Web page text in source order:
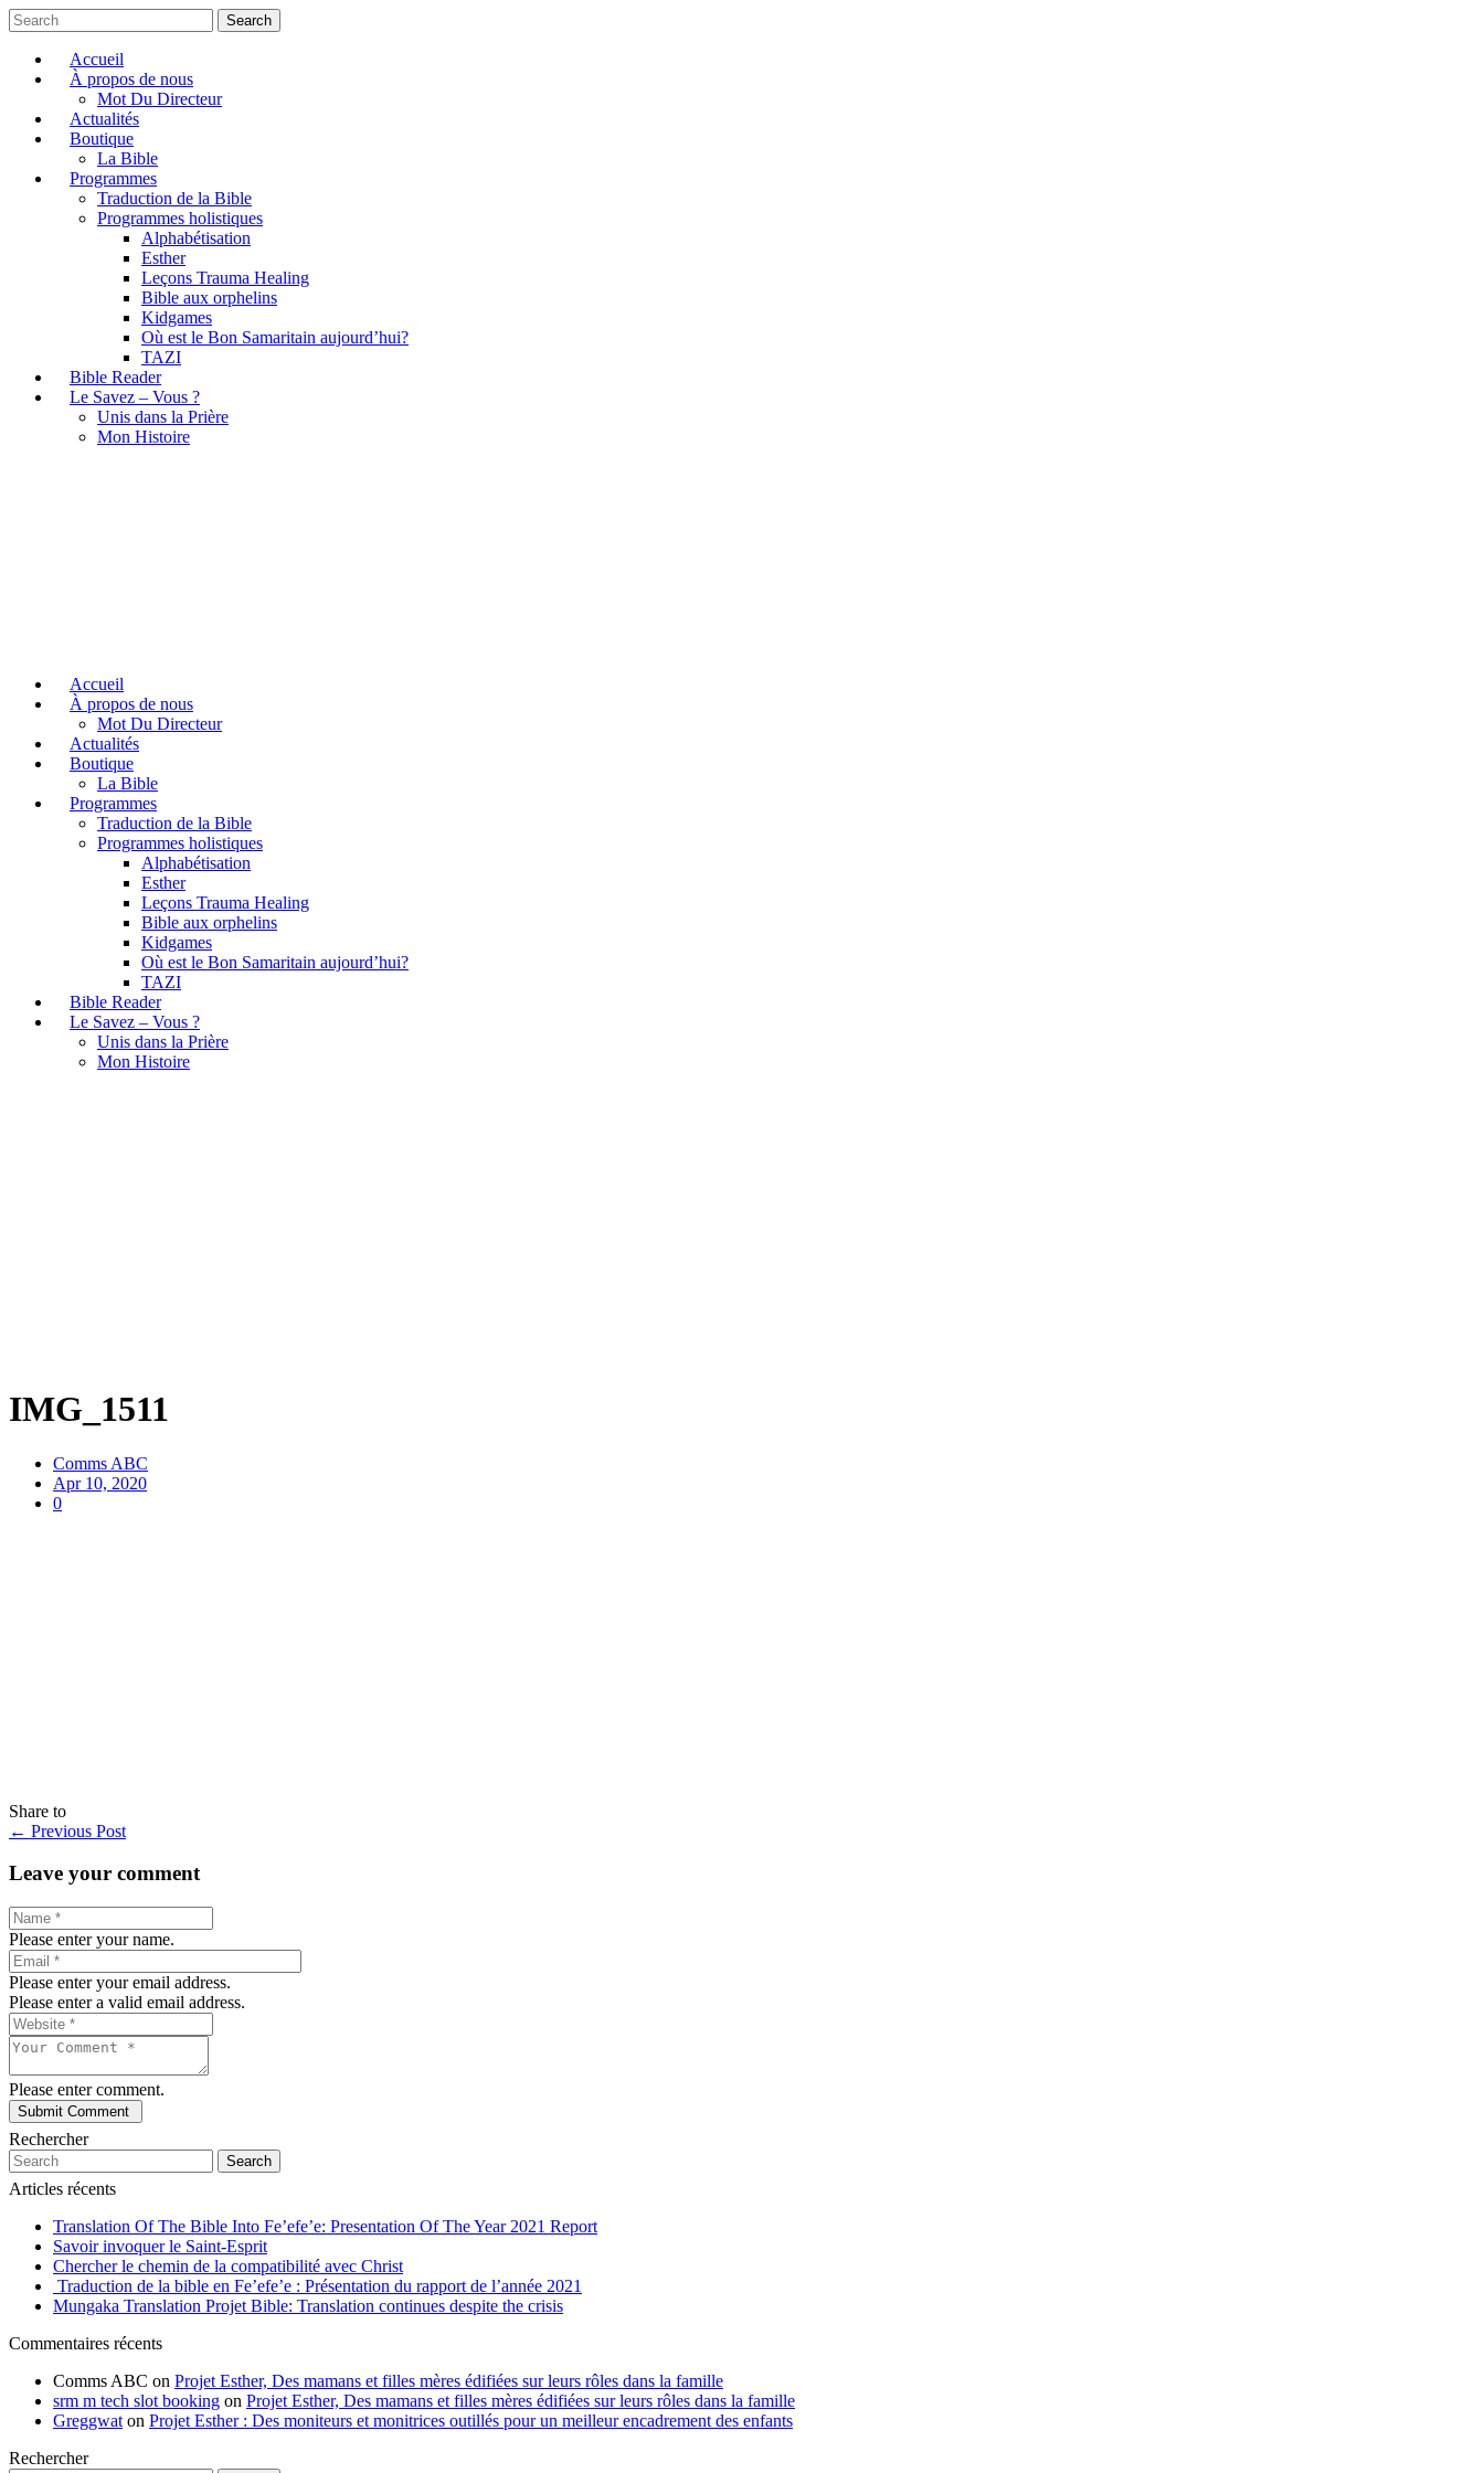
Search
Accueil
À propos de nous
Mot Du Directeur
Actualités
Boutique
La Bible
Programmes
Traduction de la Bible
Programmes holistiques
Alphabétisation
Esther
Leçons Trauma Healing
Bible aux orphelins
Kidgames
Où est le Bon Samaritain aujourd’hui?
TAZI
Bible Reader
Le Savez – Vous ?
Unis dans la Prière
Mon Histoire
Accueil
À propos de nous
Mot Du Directeur
Actualités
Boutique
La Bible
Programmes
Traduction de la Bible
Programmes holistiques
Alphabétisation
Esther
Leçons Trauma Healing
Bible aux orphelins
Kidgames
Où est le Bon Samaritain aujourd’hui?
TAZI
Bible Reader
Le Savez – Vous ?
Unis dans la Prière
Mon Histoire
IMG_1511
Comms ABC
Apr 10, 2020
0
Share to
← Previous Post
Leave your comment
Please enter your name.
Please enter your email address.
Please enter a valid email address.
Please enter comment.
Rechercher
Search
Articles récents
Translation Of The Bible Into Fe’efe’e: Presentation Of The Year 2021 Report
Savoir invoquer le Saint-Esprit
Chercher le chemin de la compatibilité avec Christ
Traduction de la bible en Fe’efe’e : Présentation du rapport de l’année 2021
Mungaka Translation Projet Bible: Translation continues despite the crisis
Commentaires récents
Comms ABC on Projet Esther, Des mamans et filles mères édifiées sur leurs rôles dans la famille
srm m tech slot booking on Projet Esther, Des mamans et filles mères édifiées sur leurs rôles dans la famille
Greggwat on Projet Esther : Des moniteurs et monitrices outillés pour un meilleur encadrement des enfants
Rechercher